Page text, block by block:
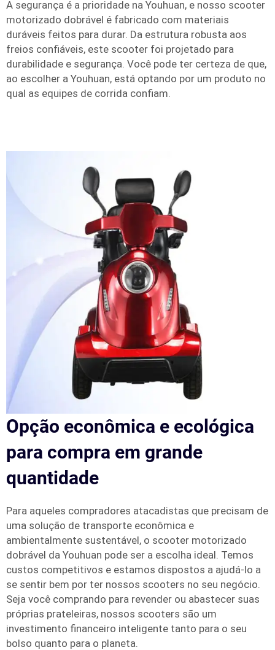
A segurança é a prioridade na Youhuan, e nosso scooter
motorizado dobrável é fabricado com materiais
duráveis feitos para durar. Da estrutura robusta aos
freios confiáveis, este scooter foi projetado para
durabilidade e segurança. Você pode ter certeza de que,
ao escolher a Youhuan, está optando por um produto no
qual as equipes de corrida confiam.
Opção econômica e ecológica
para compra em grande
quantidade
Para aqueles compradores atacadistas que precisam de
uma solução de transporte econômica e
ambientalmente sustentável, o scooter motorizado
dobrável da Youhuan pode ser a escolha ideal. Temos
custos competitivos e estamos dispostos a ajudá-lo a
se sentir bem por ter nossos scooters no seu negócio.
Seja você comprando para revender ou abastecer suas
próprias prateleiras, nossos scooters são um
investimento financeiro inteligente tanto para o seu
bolso quanto para o planeta.